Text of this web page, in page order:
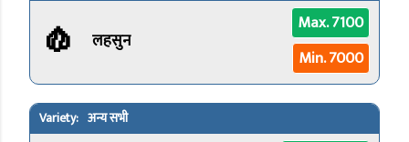
🧄 लहसुन
Max. 7100
Min. 7000
अन्य सभी